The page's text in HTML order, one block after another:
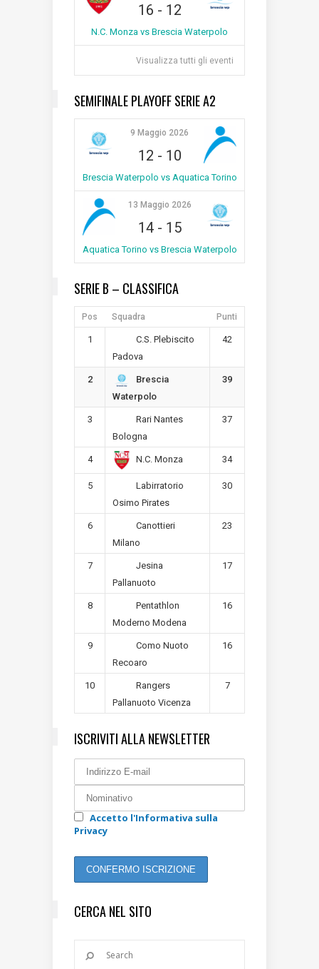
16 - 12
N.C. Monza vs Brescia Waterpolo
Visualizza tutti gli eventi
SEMIFINALE PLAYOFF SERIE A2
9 Maggio 2026
12 - 10
Brescia Waterpolo vs Aquatica Torino
13 Maggio 2026
14- 15
Aquatica Torino vs Brescia Waterpolo
SERIE B – CLASSIFICA
Pos Squadra Punti
1
C.S. Plebiscito
Padova
42
2
Brescia
Waterpolo
39
3
Rari Nantes
Bologna
37
4 N.C. Monza 34
5
Labirratorio
Osimo Pirates
30
6
Canottieri
Milano
23
7
Jesina
Pallanuoto
17
8
Pentathlon
Moderno Modena
16
9
Como Nuoto
Recoaro
16
10
Rangers
Pallanuoto Vicenza
7
ISCRIVITI ALLA NEWSLETTER
Accetto l'Informativa sulla
Privacy
CERCA NEL SITO